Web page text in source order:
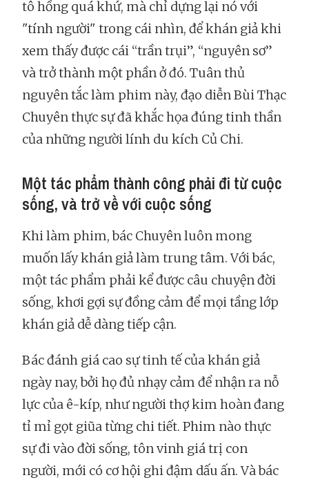
tô hồng quá khứ, mà chỉ dựng lại nó với
"tính người" trong cái nhìn, để khán giả khi
xem thấy được cái “trần trụi”, “nguyên sơ”
và trở thành một phần ở đó. Tuân thủ
nguyên tắc làm phim này, đạo diễn Bùi Thạc
Chuyên thực sự đã khắc họa đúng tinh thần
của những người lính du kích Củ Chi.
Một tác phẩm thành công phải đi từ cuộc
sống, và trở về với cuộc sống
Khi làm phim, bác Chuyên luôn mong
muốn lấy khán giả làm trung tâm. Với bác,
một tác phẩm phải kể được câu chuyện đời
sống, khơi gợi sự đồng cảm để mọi tầng lớp
khán giả dễ dàng tiếp cận.
Bác đánh giá cao sự tinh tế của khán giả
ngày nay, bởi họ đủ nhạy cảm để nhận ra nỗ
lực của ê-kíp, như người thợ kim hoàn đang
tỉ mỉ gọt giũa từng chi tiết. Phim nào thực
sự đi vào đời sống, tôn vinh giá trị con
người, mới có cơ hội ghi đậm dấu ấn. Và bác